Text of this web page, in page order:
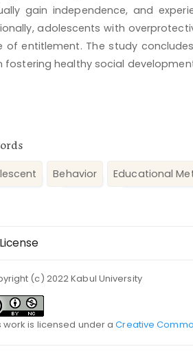
gain independence, and
adolescents with
of entitlement. The study
fostering healthy social
Behavior Educational
License
(c) 2022 Kabul University
work is licensed under aCreative